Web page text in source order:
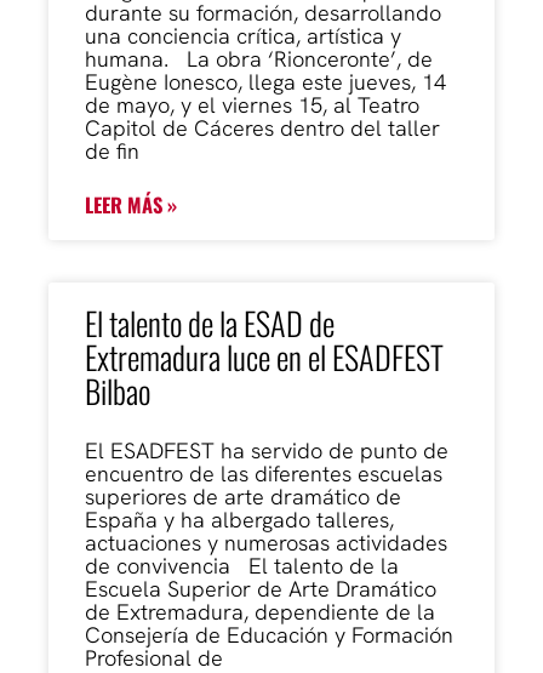
durante su formación, desarrollando
una conciencia crítica, artística y
humana. La obra ‘Rionceronte’, de
Eugène Ionesco, llega este jueves, 14
de mayo, y el viernes 15, al Teatro
Capitol de Cáceres dentro del taller
de fin
LEER MÁS »
El talento de la ESAD de
Extremadura luce en el ESADFEST
Bilbao
El ESADFEST ha servido de punto de
encuentro de las diferentes escuelas
superiores de arte dramático de
España y ha albergado talleres,
actuaciones y numerosas actividades
de convivencia El talento de la
Escuela Superior de Arte Dramático
de Extremadura, dependiente de la
Consejería de Educación y Formación
Profesional de